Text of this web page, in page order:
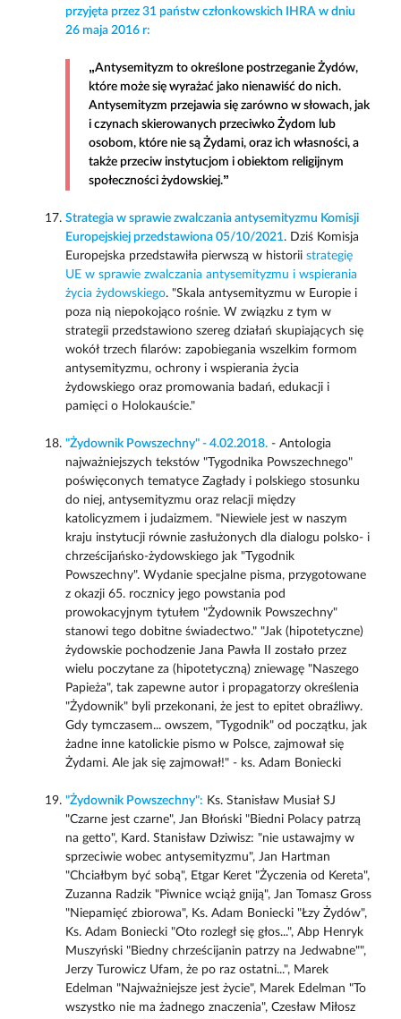
przyjęta przez 31 państw członkowskich IHRA w dniu
26 maja 2016 r:
„Antysemityzm to określone postrzeganie Żydów,
które może się wyrażać jako nienawiść do nich.
Antysemityzm przejawia się zarówno w słowach, jak
i czynach skierowanych przeciwko Żydom lub
osobom, które nie są Żydami, oraz ich własności, a
także przeciw instytucjom i obiektom religijnym
społeczności żydowskiej.”
Strategia w sprawie zwalczania antysemityzmu Komisji
Europejskiej przedstawiona 05/10/2021. Dziś Komisja
Europejska przedstawiła pierwszą w historii strategię
UE w sprawie zwalczania antysemityzmu i wspierania
życia żydowskiego. "Skala antysemityzmu w Europie i
poza nią niepokojąco rośnie. W związku z tym w
strategii przedstawiono szereg działań skupiających się
wokół trzech filarów: zapobiegania wszelkim formom
antysemityzmu, ochrony i wspierania życia
żydowskiego oraz promowania badań, edukacji i
pamięci o Holokauście."
"Żydownik Powszechny" - 4.02.2018.- Antologia
najważniejszych tekstów "Tygodnika Powszechnego"
poświęconych tematyce Zagłady i polskiego stosunku
do niej, antysemityzmu oraz relacji między
katolicyzmem i judaizmem. "Niewiele jest w naszym
kraju instytucji równie zasłużonych dla dialogu polsko- i
chrześcijańsko-żydowskiego jak "Tygodnik
Powszechny". Wydanie specjalne pisma, przygotowane
z okazji 65. rocznicy jego powstania pod
prowokacyjnym tytułem "Żydownik Powszechny"
stanowi tego dobitne świadectwo." "Jak (hipotetyczne)
żydowskie pochodzenie Jana Pawła II zostało przez
wielu poczytane za (hipotetyczną) zniewagę "Naszego
Papieża", tak zapewne autor i propagatorzy określenia
"Żydownik" byli przekonani, że jest to epitet obraźliwy.
Gdy tymczasem... owszem, "Tygodnik" od początku, jak
żadne inne katolickie pismo w Polsce, zajmował się
Żydami. Ale jak się zajmował!" - ks. Adam Boniecki
"Żydownik Powszechny": Ks. Stanisław Musiał SJ
"Czarne jest czarne", Jan Błoński "Biedni Polacy patrzą
na getto", Kard. Stanisław Dziwisz: "nie ustawajmy w
sprzeciwie wobec antysemityzmu", Jan Hartman
"Chciałbym być sobą", Etgar Keret "Życzenia od Kereta",
Zuzanna Radzik "Piwnice wciąż gniją", Jan Tomasz Gross
"Niepamięć zbiorowa", Ks. Adam Boniecki "Łzy Żydów",
Ks. Adam Boniecki "Oto rozległ się głos...", Abp Henryk
Muszyński "Biedny chrześcijanin patrzy na Jedwabne"",
Jerzy Turowicz Ufam, że po raz ostatni...", Marek
Edelman "Najważniejsze jest życie", Marek Edelman "To
wszystko nie ma żadnego znaczenia", Czesław Miłosz